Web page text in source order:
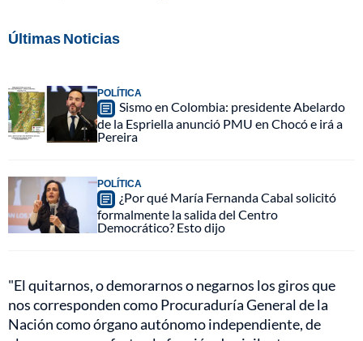
Últimas Noticias
POLÍTICA
Sismo en Colombia: presidente Abelardo
de la Espriella anunció PMU en Chocó e irá a
Pereira
POLÍTICA
¿Por qué María Fernanda Cabal solicitó
formalmente la salida del Centro
Democrático? Esto dijo
"El quitarnos, o demorarnos o negarnos los giros que
nos corresponden como Procuraduría General de la
Nación como órgano autónomo independiente, de